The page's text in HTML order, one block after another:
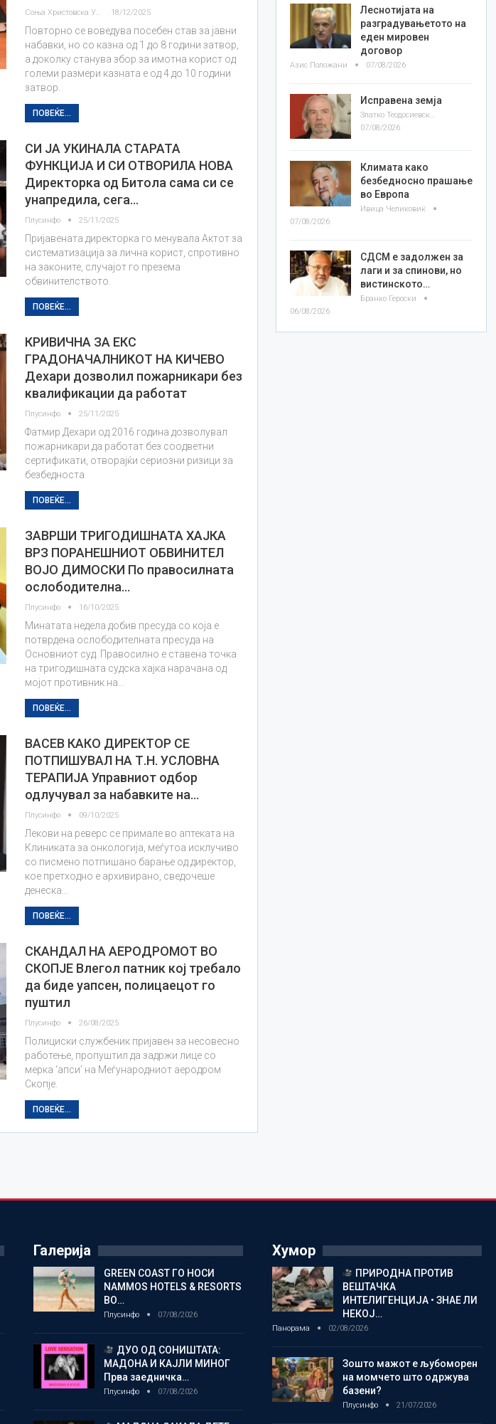
Соња Христовска Угриновска 18/12/2025
Повторно се воведува посебен став за јавни
набавки, но со казна од 1 до 8 години затвор,
а доколку станува збор за имотна корист од
големи размери казната е од 4 до 10 години
затвор.
ПОВЕЌЕ...
СИ ЈА УКИНАЛА СТАРАТА
ФУНКЦИЈА И СИ ОТВОРИЛА НОВА
Директорка од Битола сама си се
унапредила, сега…
Плусинфо 25/11/2025
Пријавената директорка го менувала Актот за
систематизација за лична корист, спротивно
на законите, случајот го презема
обвинителството.
ПОВЕЌЕ...
КРИВИЧНА ЗА ЕКС
ГРАДОНАЧАЛНИКОТ НА КИЧЕВО
Дехари дозволил пожарникари без
квалификации да работат
Плусинфо 25/11/2025
Фатмир Дехари од 2016 година дозволувал
пожарникари да работат без соодветни
сертификати, отворајќи сериозни ризици за
безбедноста
ПОВЕЌЕ...
ЗАВРШИ ТРИГОДИШНАТА ХАЈКА
ВРЗ ПОРАНЕШНИОТ ОБВИНИТЕЛ
ВОЈО ДИМОСКИ По правосилната
ослободителна…
Плусинфо 16/10/2025
Минатата недела добив пресуда со која е
потврдена ослободителната пресуда на
Основниот суд. Правосилно е ставена точка
на тригодишната судска хајка нарачана од
мојот противник на…
ПОВЕЌЕ...
ВАСЕВ КАКО ДИРЕКТОР СЕ
ПОТПИШУВАЛ НА Т.Н. УСЛОВНА
ТЕРАПИЈА Управниот одбор
одлучувал за набавките на…
Плусинфо 09/10/2025
Лекови на реверс се примале во аптеката на
Клиниката за онкологија, меѓутоа исклучиво
со писмено потпишано барање од директор,
кое претходно е архивирано, сведочеше
денеска…
ПОВЕЌЕ...
СКАНДАЛ НА АЕРОДРОМОТ ВО
СКОПЈЕ Влегол патник кој требало
да биде уапсен, полицаецот го
пуштил
Плусинфо 26/08/2025
Полициски службеник пријавен за несовесно
работење, пропуштил да задржи лице со
мерка ‘апси’ на Меѓународниот аеродром
Скопје.
ПОВЕЌЕ...
Леснотијата на
разградувањетото на
еден мировен
договор
Азис Положани 07/08/2026
Исправена земја
Златко Теодосиевски
07/08/2026
Климата како
безбедносно прашање
во Европа
Ивица Челиковиќ
07/08/2026
СДСМ е задолжен за
лаги и за спинови, но
вистинското…
Бранко Героски
06/08/2026
Галерија
GREEN COAST ГО НОСИ
NAMMOS HOTELS & RESORTS
ВО…
Плусинфо 07/08/2026
ДУО ОД СОНИШТАТА:
МАДОНА И КАЈЛИ МИНОГ
Прва заедничка…
Плусинфо 07/08/2026
Хумор
ПРИРОДНА ПРОТИВ
ВЕШТАЧКА
ИНТЕЛИГЕНЦИЈА • ЗНАЕ ЛИ
НЕКОЈ…
Панорама 02/08/2026
Зошто мажот е љубоморен
на момчето што одржува
базени?
Плусинфо 21/07/2026